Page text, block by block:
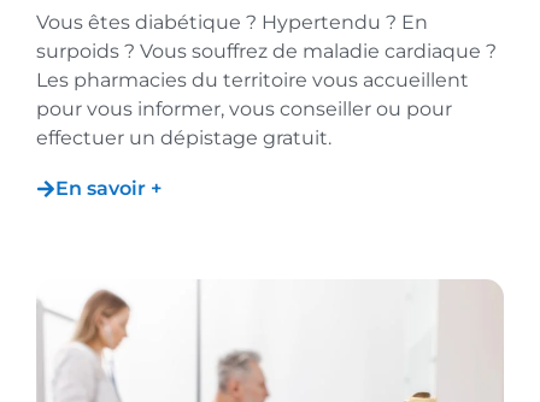
Vous êtes diabétique ? Hypertendu ? En
surpoids ? Vous souffrez de maladie cardiaque ?
Les pharmacies du territoire vous accueillent
pour vous informer, vous conseiller ou pour
effectuer un dépistage gratuit.
En savoir +